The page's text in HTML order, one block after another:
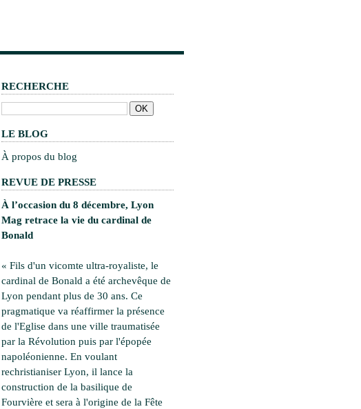
RECHERCHE
LE BLOG
À propos du blog
REVUE DE PRESSE
À l’occasion du 8 décembre, Lyon
Mag retrace la vie du cardinal de
Bonald
« Fils d'un vicomte ultra-royaliste, le
cardinal de Bonald a été archevêque de
Lyon pendant plus de 30 ans. Ce
pragmatique va réaffirmer la présence
de l'Eglise dans une ville traumatisée
par la Révolution puis par l'épopée
napoléonienne. En voulant
rechristianiser Lyon, il lance la
construction de la basilique de
Fourvière et sera à l'origine de la Fête